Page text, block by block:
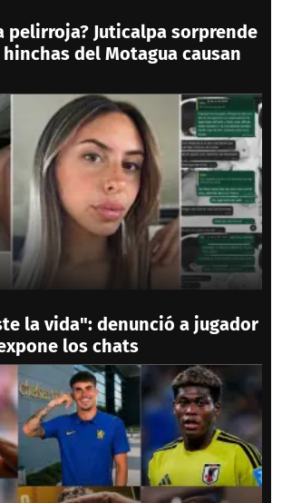
pelirroja? Juticalpa sorprende
del Motagua causan
la vida": denunció a jugador
los chats